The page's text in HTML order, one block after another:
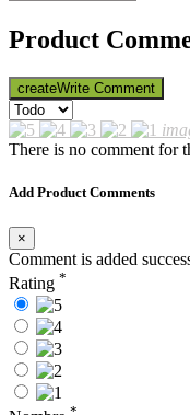
Product
createWrite Comment
There is no comment for
Add Product Comments
×
Comment is added
Rating *
*